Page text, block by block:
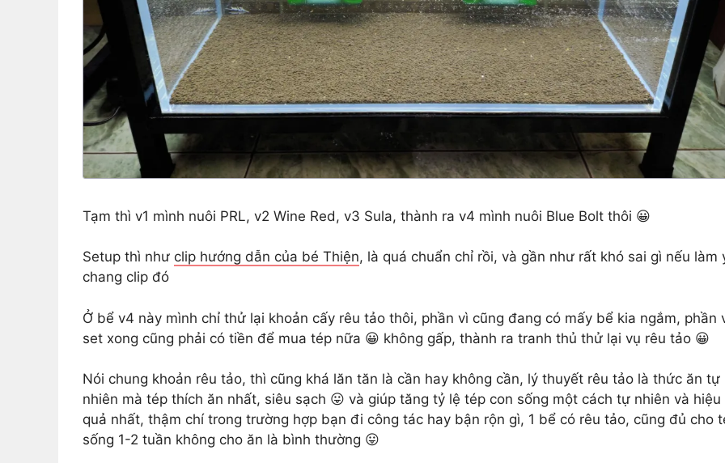
Tạm thì v1 mình nuôi PRL, v2 Wine Red, v3 Sula, thành ra v4 mình nuôi Blue Bolt thôi 😀
Setup thì như clip hướng dẫn của bé Thiện, là quá chuẩn chỉ rồi, và gần như rất khó sai gì nếu làm
chang clip đó
Ở bể v4 này mình chỉ thử lại khoản cấy rêu tảo thôi, phần vì cũng đang có mấy bể kia ngắm, phần
set xong cũng phải có tiền để mua tép nữa 😀 không gấp, thành ra tranh thủ thử lại vụ rêu tảo 😀
Nói chung khoản rêu tảo, thì cũng khá lăn tăn là cần hay không cần, lý thuyết rêu tảo là thức ăn tự
nhiên mà tép thích ăn nhất, siêu sạch 😛 và giúp tăng tỷ lệ tép con sống một cách tự nhiên và hiệu
quả nhất, thậm chí trong trường hợp bạn đi công tác hay bận rộn gì, 1 bể có rêu tảo, cũng đủ cho
sống 1-2 tuần không cho ăn là bình thường 😛